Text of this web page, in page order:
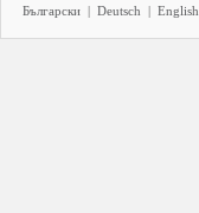
Български | Deutsch | English